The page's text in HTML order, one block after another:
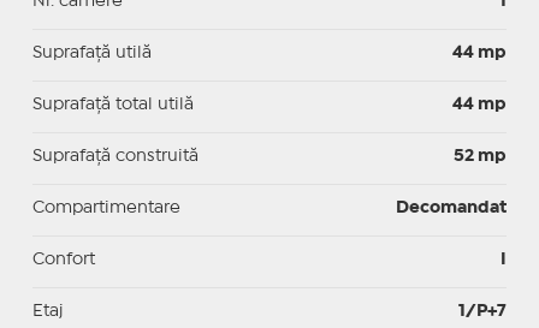
Suprafaţă utilă 44 mp
Suprafaţă total utilă 44 mp
Suprafaţă construită 52 mp
Compartimentare Decomandat
Confort
Etaj 1/P+7